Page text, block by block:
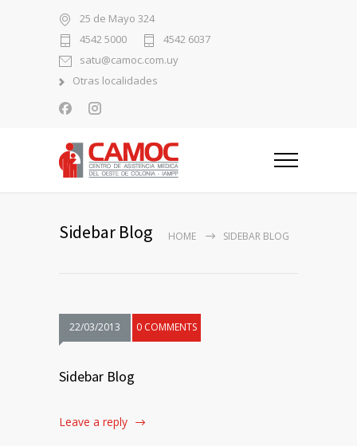
25 de Mayo 324
4542 5000
4542 6037
satu@camoc.com.uy
Otras localidades
Sidebar Blog HOME SIDEBAR BLOG
22/03/2013 0 COMMENTS
Sidebar Blog
Leave a reply